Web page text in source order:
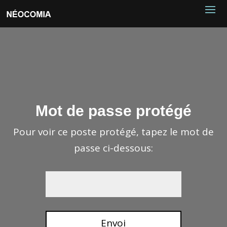
Mot de passe protégé
Pour voir ce poste protégé, tapez le mot de
passe ci-dessous:
Envoi